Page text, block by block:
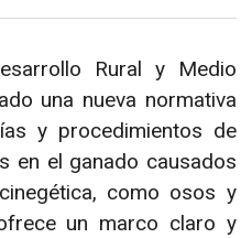
Rural y Medio
una nueva normativa
y procedimientos de
en el ganado causados
como osos y
un marco claro y